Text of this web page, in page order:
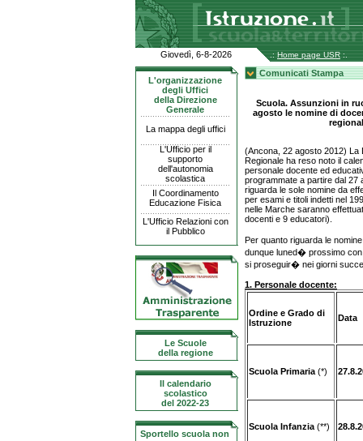
Giovedì, 6-8-2026 .: Home page USR :.
L'organizzazione
degli Uffici
della Direzione
Generale
La mappa degli uffici
L'Ufficio per il
supporto
dell'autonomia
scolastica
Il Coordinamento
Educazione Fisica
L'Ufficio Relazioni con
il Pubblico
Le Scuole
della regione
Il calendario
scolastico
del 2022-23
Sportello scuola non
Comunicati Stampa
Scuola. Assunzioni in
agosto le nomine di
(Ancona, 22 agosto 2012) La
Regionale ha reso noto il
personale docente ed
programmate a partire dal 27
riguarda le sole nomine da
per esami e titoli indetti nel
nelle Marche saranno
docenti e 9 educatori).
Per quanto riguarda le
dunque luned� prossimo
si proseguir� nei giorni
1. Personale docente:
Ordine e Grado di
Istruzione
Data
Scuola Primaria (*)
Scuola Infanzia (**)